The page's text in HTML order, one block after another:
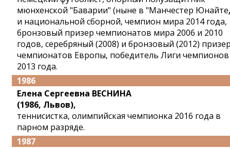
мюнхенской "Баварии" (ныне в "Манчестер
и национальной сборной, чемпион мира 2014 года,
бронзовый призер чемпионатов мира 2006 и 2010
годов, серебряный (2008) и бронзовый (2012)
чемпионатов Европы, победитель Лиги чемпионов
2013 года.
1986
Елена Сергеевна ВЕСНИНА
(1986, Львов),
теннисистка, олимпийская чемпионка 2016 года в
парном разряде.
1987